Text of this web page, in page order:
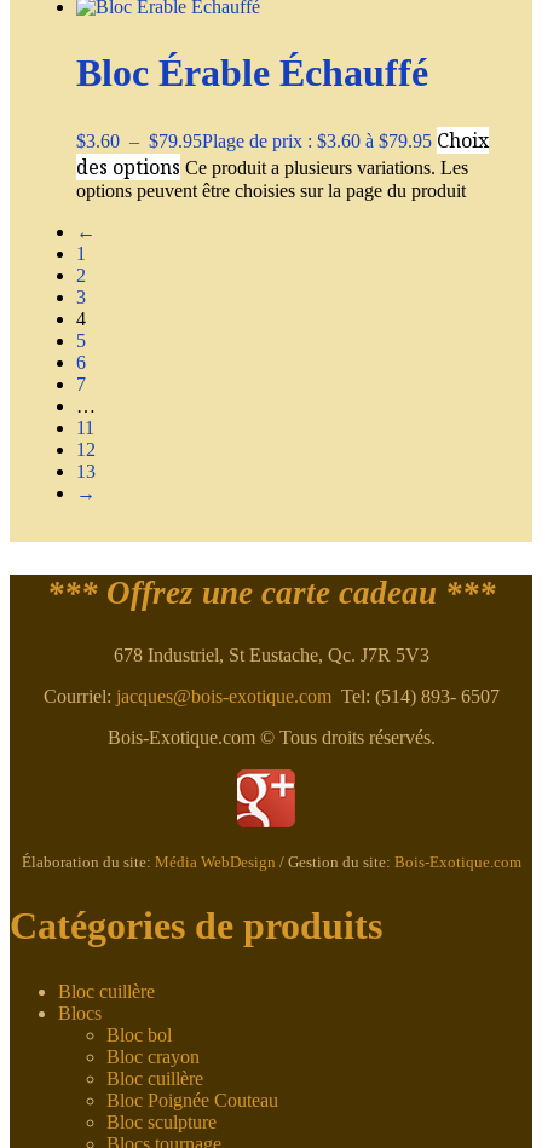
Bloc Érable Échauffé
$3.60 – $79.95Plage de prix : $3.60 à $79.95 Choix
des options Ce produit a plusieurs variations. Les
options peuvent être choisies sur la page du produit
←
1
2
3
4
5
6
7
…
11
12
13
→
*** Offrez une carte cadeau ***
678 Industriel, St Eustache, Qc. J7R 5V3
Courriel: jacques@bois-exotique.comTel: (514) 893- 6507
Bois-Exotique.com © Tous droits réservés.
Élaboration du site: Média WebDesign / Gestion du site: Bois-Exotique.com
Catégories de produits
Bloc cuillère
Blocs
Bloc bol
Bloc crayon
Bloc cuillère
Bloc Poignée Couteau
Bloc sculpture
Blocs tournage